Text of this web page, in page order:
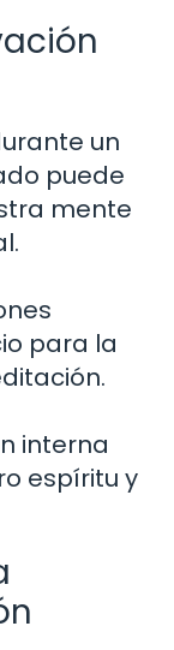
un
puede
mente
para la
interna
espíritu y